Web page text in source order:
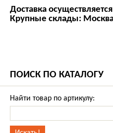
Доставка
Крупные склады:
ПОИСК ПО КАТАЛОГУ
Найти товар по артикулу: